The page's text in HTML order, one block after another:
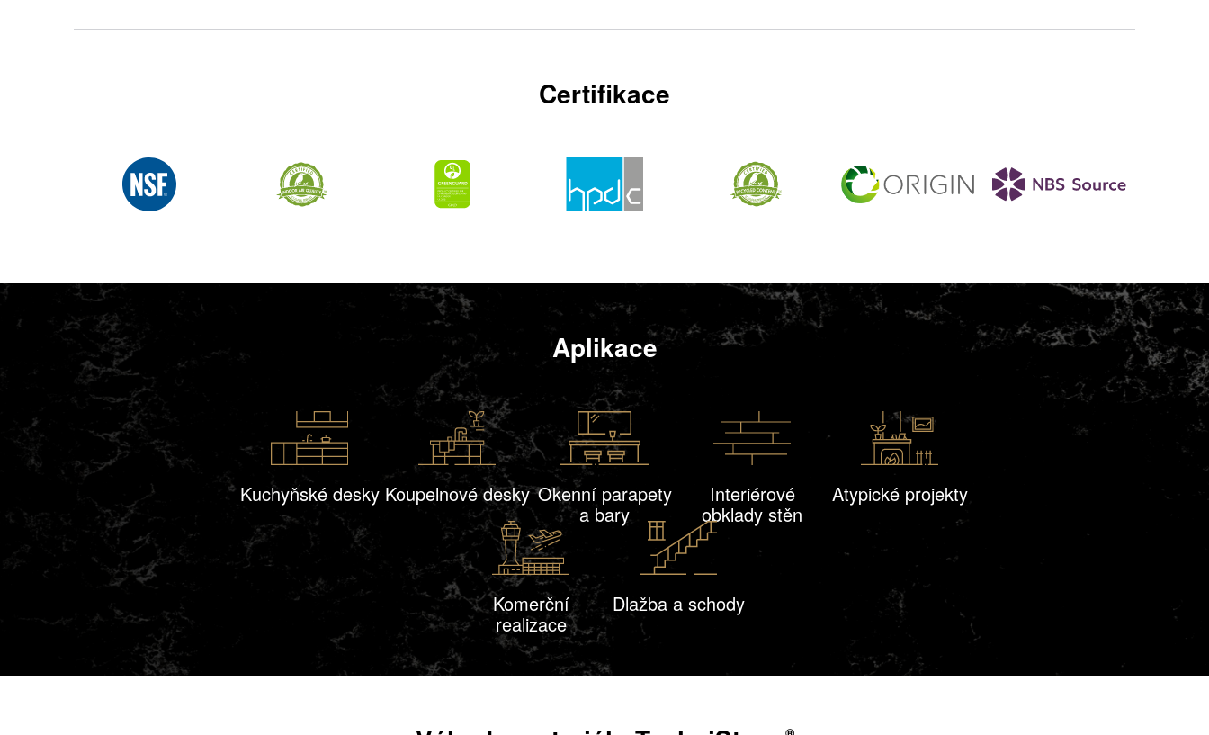
Certifikace
Aplikace
Kuchyňské desky Koupelnové desky Okenní parapety
a bary
Interiérové
obklady stěn
Atypické projekty
Komerční
realizace
Dlažba a schody